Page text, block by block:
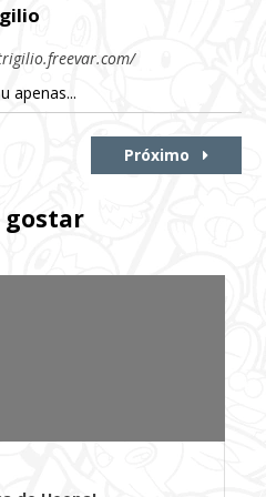
apenas...
Próximo
gostar